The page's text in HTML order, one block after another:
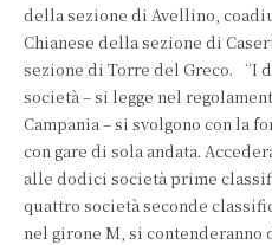
della sezione di Avellino,
Chianese della sezione di
sezione di Torre del Greco. “I
società – si legge nel
Campania – si svolgono con
con gare di sola andata.
alle dodici società prime
quattro società seconde
nel girone M, si